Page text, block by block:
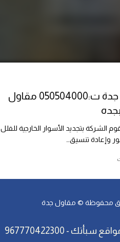
معلم دهان في جدة ت:050504000 مقاول
الشركة بتجديد الأسوار الخارجية للفلل
وإعادة تنسيق…
محفوظة © مقاول جدة
سبأتك -
967770422300